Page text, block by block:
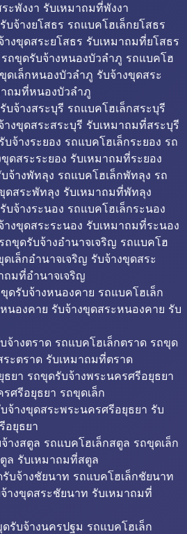
ะพังงา รับเหมาถมที่พังงา
บจ้างยโสธร รถแบคโฮเล็กยโสธร
างขุดสระยโสธร รับเหมาถมที่ยโสธร
ถขุดรับจ้างหนองบัวลำภู รถแบคโฮ
ดเล็กหนองบัวลำภู รับจ้างขุดสระ
ถมที่หนองบัวลำภู
บจ้างสระบุรี รถแบคโฮเล็กสระบุรี
างขุดสระสระบุรี รับเหมาถมที่สระบุรี
จ้างระยอง รถแบคโฮเล็กระยอง รถ
ดสระระยอง รับเหมาถมที่ระยอง
จ้างพัทลุง รถแบคโฮเล็กพัทลุง รถ
ดสระพัทลุง รับเหมาถมที่พัทลุง
บจ้างระนอง รถแบคโฮเล็กระนอง
างขุดสระระนอง รับเหมาถมที่ระนอง
ถขุดรับจ้างอำนาจเจริญ รถแบคโฮ
เล็กอำนาจเจริญ รับจ้างขุดสระ
ถมที่อำนาจเจริญ
ดรับจ้างหนองคาย รถแบคโฮเล็ก
นองคาย รับจ้างขุดสระหนองคาย รับ
จ้างตราด รถแบคโฮเล็กตราด รถขุด
ระตราด รับเหมาถมที่ตราด
ยา รถขุดรับจ้างพระนครศรีอยุธยา
ศรีอยุธยา รถขุดเล็ก
จ้างขุดสระพระนครศรีอยุธยา รับ
อยุธยา
างสตูล รถแบคโฮเล็กสตูล รถขุดเล็ก
ล รับเหมาถมที่สตูล
บจ้างชัยนาท รถแบคโฮเล็กชัยนาท
างขุดสระชัยนาท รับเหมาถมที่
รับจ้างนครปฐม รถแบคโฮเล็ก